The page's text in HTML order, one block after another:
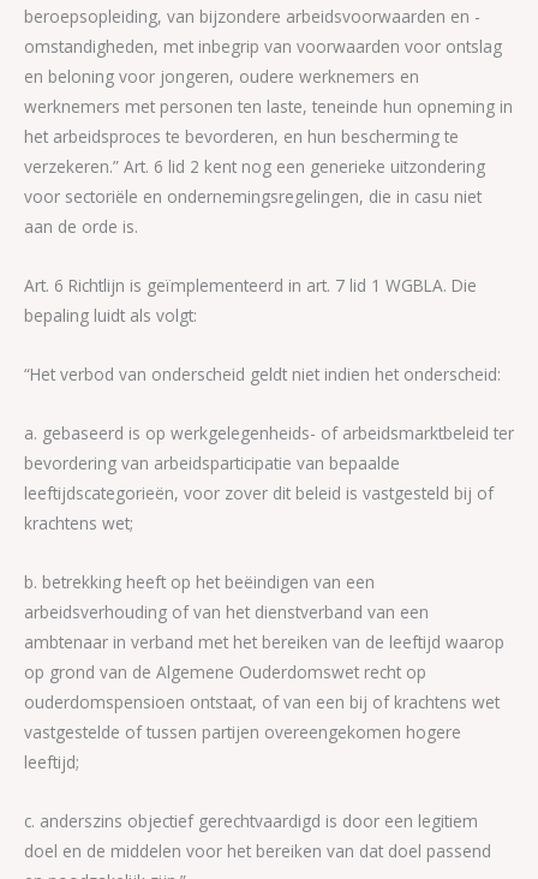
beroepsopleiding, van bijzondere arbeidsvoorwaarden en -
omstandigheden, met inbegrip van voorwaarden voor ontslag
en beloning voor jongeren, oudere werknemers en
werknemers met personen ten laste, teneinde hun opneming in
het arbeidsproces te bevorderen, en hun bescherming te
verzekeren.” Art. 6 lid 2 kent nog een generieke uitzondering
voor sectoriële en ondernemingsregelingen, die in casu niet
aan de orde is.
Art. 6 Richtlijn is geïmplementeerd in art. 7 lid 1 WGBLA. Die
bepaling luidt als volgt:
“Het verbod van onderscheid geldt niet indien het onderscheid:
a. gebaseerd is op werkgelegenheids- of arbeidsmarktbeleid ter
bevordering van arbeidsparticipatie van bepaalde
leeftijdscategorieën, voor zover dit beleid is vastgesteld bij of
krachtens wet;
b. betrekking heeft op het beëindigen van een
arbeidsverhouding of van het dienstverband van een
ambtenaar in verband met het bereiken van de leeftijd waarop
op grond van de Algemene Ouderdomswet recht op
ouderdomspensioen ontstaat, of van een bij of krachtens wet
vastgestelde of tussen partijen overeengekomen hogere
leeftijd;
c. anderszins objectief gerechtvaardigd is door een legitiem
doel en de middelen voor het bereiken van dat doel passend